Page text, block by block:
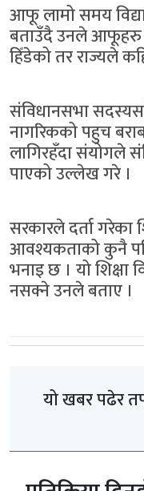
आफू लामो समय
बताउँदै उनले आफूहरु
हिँडेको तर राज्यले
संविधानसभा
नागरिकको पहुच
लागिरहँदा संयोगले
पाएको उल्लेख गरे ।
सरकारले दर्ता गरेका
आवश्यकताको कुनै
भनाइ छ । यो शिक्षा
नसक्ने उनले बताए ।
यो खबर पढेर